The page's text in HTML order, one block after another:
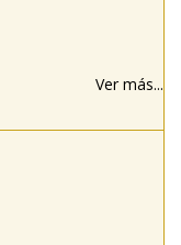
Ver más...